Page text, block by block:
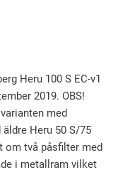
Heru 100 S EC-v1
2019. OBS!
med
Heru 50 S/75
om två påsfilter med
i metallram vilket